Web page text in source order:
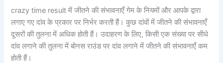
crazy time result में जीतने की संभावनाएँ गेम के नियमों और आपके द्वारा
लगाए गए दांव के प्रकार पर निर्भर करती हैं। कुछ दांवों में जीतने की संभावनाएँ
दूसरों की तुलना में अधिक होती हैं। उदाहरण के लिए, किसी एक संख्या पर सीधे
दांव लगाने की तुलना में बोनस राउंड पर दांव लगाने में जीतने की संभावनाएँ कम
होती हैं।